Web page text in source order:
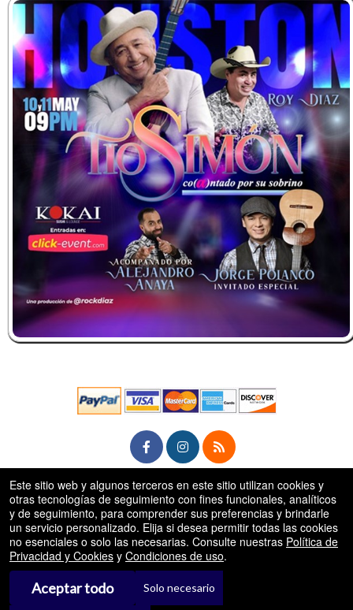
© Todos los Derechos Reservados.
50.28.84.148
Condiciones de uso
Este sitio web y algunos terceros en este sitio utilizan cookies y
otras tecnologías de seguimiento con fines funcionales, analíticos
y de seguimiento, para comprender sus preferencias y brindarle
un servicio personalizado. Elija si desea permitir todas las cookies
no esenciales o solo las necesarias. Consulte nuestras Política de
Privacidad y Cookies y Condiciones de uso.
Aceptar todo Solo necesario